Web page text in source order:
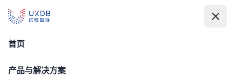
UXDB - 新一代全场景智能数据库
打
UXDB - 新一代全场景智能数据库
关
首页
产品与解决方案
漏洞管理